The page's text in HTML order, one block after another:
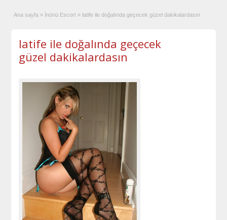
Ana sayfa » İnönü Escort » latife ile doğalında geçecek güzel dakikalardasın
latife ile doğalında geçecek
güzel dakikalardasın